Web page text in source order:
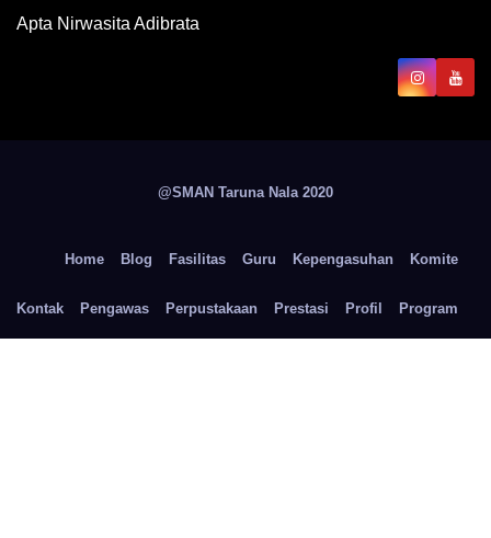
Apta Nirwasita Adibrata
@SMAN Taruna Nala 2020
Home Blog Fasilitas Guru Kepengasuhan Komite
Kontak Pengawas Perpustakaan Prestasi Profil Program